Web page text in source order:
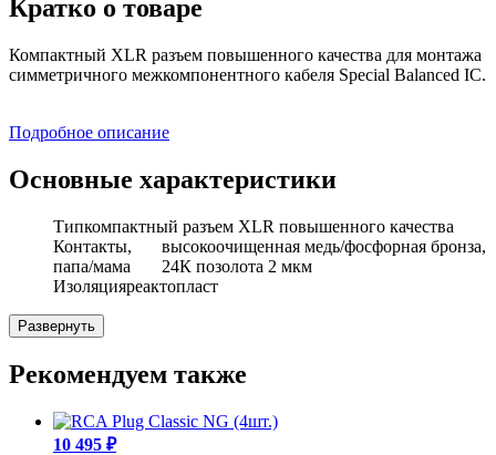
Кратко о товаре
Компактный XLR разъем повышенного качества для монтажа
симметричного межкомпонентного кабеля Special Balanced IC.
Подробное описание
Основные характеристики
Типкомпактный разъем XLR повышенного качества
Контакты,
папа/мама
высокоочищенная медь/фосфорная бронза,
24К позолота 2 мкм
Изоляцияреактопласт
Развернуть
Рекомендуем также
10 495 ₽